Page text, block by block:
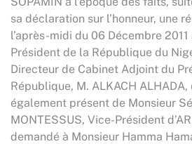
sa déclaration sur l’honneur, une
l’après-midi du 06 Décembre
Président de la République du
Directeur de Cabinet Adjoint du
République, M. ALKACH
également présent de Monsieur
MONTESSUS, Vice-Président
demandé à Monsieur Hamma